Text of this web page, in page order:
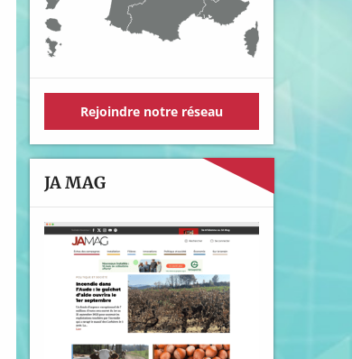
Rejoindre notre réseau
JA MAG